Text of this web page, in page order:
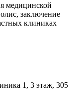
медицинской
заключение
клиниках
1, 3 этаж, 305